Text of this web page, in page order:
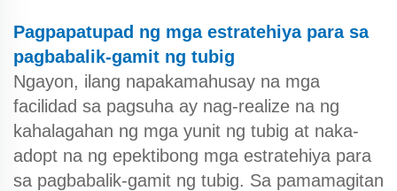
Pagpapatupad ng mga estratehiya para sa
pagbabalik-gamit ng tubig
Ngayon, ilang napakamahusay na mga
facilidad sa pagsuha ay nag-realize na ng
kahalagahan ng mga yunit ng tubig at naka-
adopt na ng epektibong mga estratehiya para
sa pagbabalik-gamit ng tubig. Sa pamamagitan